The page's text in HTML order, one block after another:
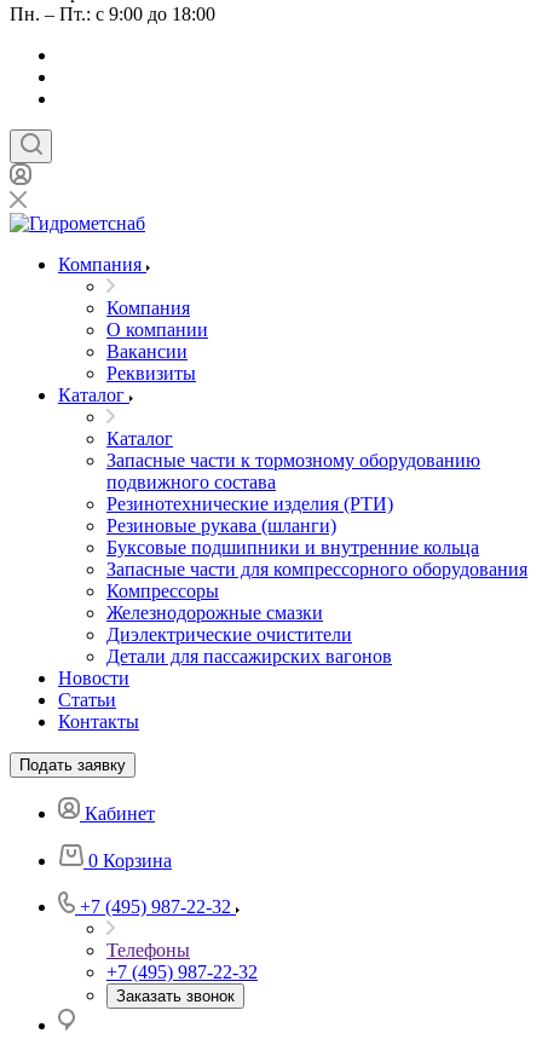
Пн. – Пт.: с 9:00 до 18:00
Компания
Компания
О компании
Вакансии
Реквизиты
Каталог
Каталог
Запасные части к тормозному оборудованию
подвижного состава
Резинотехнические изделия (РТИ)
Резиновые рукава (шланги)
Буксовые подшипники и внутренние кольца
Запасные части для компрессорного оборудования
Компрессоры
Железнодорожные смазки
Диэлектрические очистители
Детали для пассажирских вагонов
Новости
Статьи
Контакты
Подать заявку
Кабинет
0 Корзина
+7 (495) 987-22-32
Телефоны
+7 (495) 987-22-32
Заказать звонок